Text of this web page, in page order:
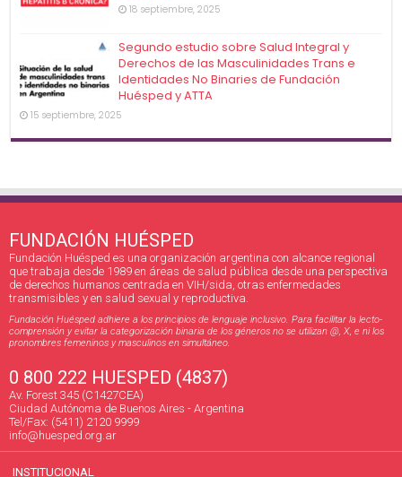
18 septiembre, 2025
Segundo estudio sobre Salud Integral y
Derechos de las Masculinidades Trans e
Identidades No Binaries de Fundación
Huésped y ATTA
15 septiembre, 2025
FUNDACIÓN HUÉSPED
Fundación Huésped es una organización argentina con alcance regional
que trabaja desde 1989 en áreas de salud pública desde una perspectiva
de derechos humanos centrada en VIH/sida, otras enfermedades
transmisibles y en salud sexual y reproductiva.
Fundación Huésped adhiere a los principios de lenguaje inclusivo. Para facilitar la lecto-
comprensión y evitar la categorización binaria de los géneros no se utilizan @, X, e ni los
pronombres femeninos y masculinos en simultáneo.
0 800 222 HUESPED (4837)
Av. Forest 345 (C1427CEA)
Ciudad Autónoma de Buenos Aires - Argentina
Tel/Fax: (5411) 2120 9999
info@huesped.org.ar
INSTITUCIONAL